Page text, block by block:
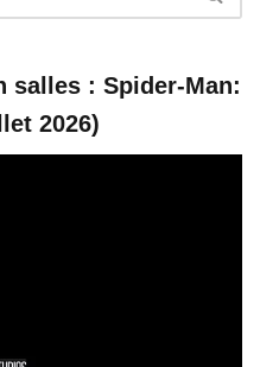
salles : Spider-Man:
2026)